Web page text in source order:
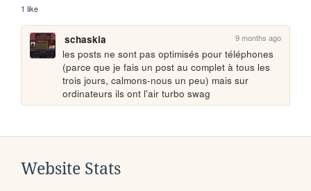
1 like
schaskia 9 months ago
les posts ne sont pas optimisés pour téléphones
(parce que je fais un post au complet à tous les
trois jours, calmons-nous un peu) mais sur
ordinateurs ils ont l'air turbo swag
Website Stats